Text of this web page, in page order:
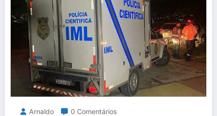
Arnaldo 0 Comentários